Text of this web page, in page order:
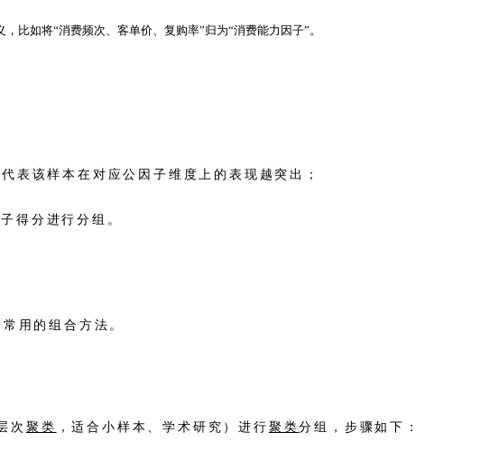
比如将“消费频次、客单价、复购率”归为“消费能力因子”。
表该样本在对应公因子维度上的表现越突出；
得分进行分组。
用的组合方法。
次聚类 ，适合小样本、学术研究）进行 聚类分组，步骤如下：